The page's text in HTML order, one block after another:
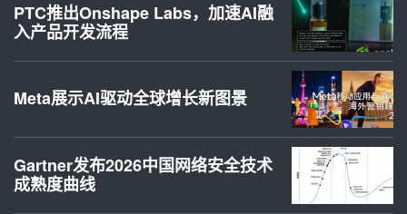
PTC推出Onshape Labs，加速AI融
入产品开发流程
Meta展示AI驱动全球增长新图景
Gartner发布2026中国网络安全技术
成熟度曲线